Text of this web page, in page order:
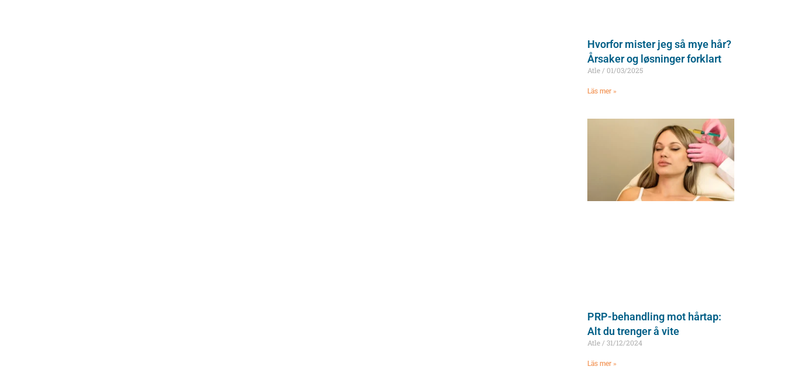
Hvorfor mister jeg så mye hår?
Årsaker og løsninger forklart
Atle 01/03/2025
Läs mer »
PRP-behandling mot hårtap:
Alt du trenger å vite
Atle 31/12/2024
Läs mer »